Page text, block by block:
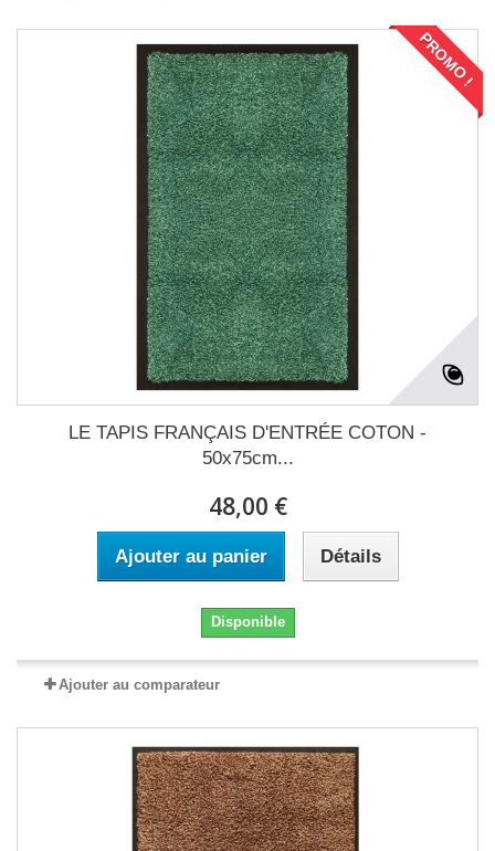
PROMO !
LE TAPIS FRANÇAIS D'ENTRÉE COTON -
50x75cm...
48,00 €
Ajouter au panier Détails
Disponible
Ajouter au comparateur